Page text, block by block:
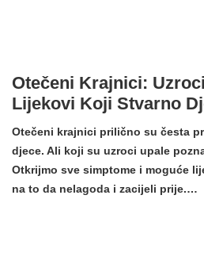
Otečeni Krajnici:
Lijekovi Koji Stvarno
Otečeni krajnici prilično su česta
djece. Ali koji su uzroci upale
Otkrijmo sve simptome i moguće
na to da nelagoda i zacijeli prije.…